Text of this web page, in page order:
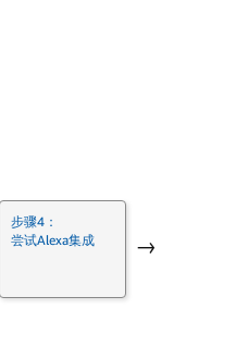
步骤4：
尝试Alexa集成
→